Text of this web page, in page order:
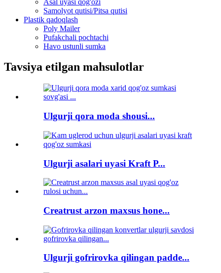
Samolyot qutisi/Pitsa qutisi
Plastik qadoqlash
Poly Mailer
Pufakchali pochtachi
Havo ustunli sumka
Tavsiya etilgan mahsulotlar
Ulgurji qora moda shousi...
Ulgurji asalari uyasi Kraft P...
Creatrust arzon maxsus hone...
Ulgurji gofrirovka qilingan padde...